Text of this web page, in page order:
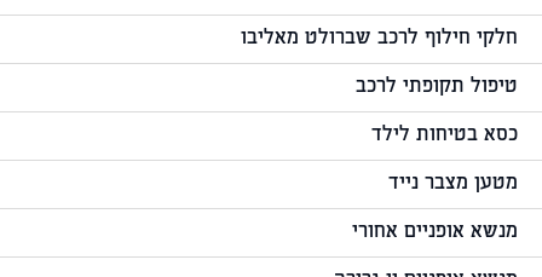
חלקי חילוף לרכב שברולט מאליבו
טיפול תקופתי לרכב
כסא בטיחות לילד
מטען מצבר נייד
מנשא אופניים אחורי